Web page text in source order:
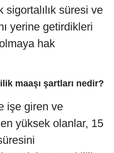
sigortalılık süresi ve
yerine getirdikleri
hak
maaşı şartları nedir?
işe giren ve
yüksek olanlar, 15